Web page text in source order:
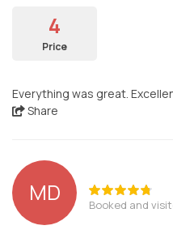
4
Price
Everything was great.
Share
MD Booked and